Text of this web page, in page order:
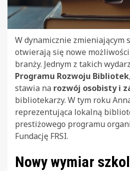
W dynamicznie zmieniającym
otwierają się nowe
branży. Jednym z takich
Programu Rozwoju Bibliotek
stawia na rozwój osobisty i
bibliotekarzy. W tym roku
reprezentująca lokalną
prestiżowego programu
Fundację FRSI.
Nowy wymiar